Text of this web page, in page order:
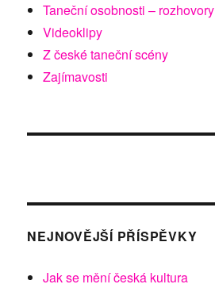
Taneční osobnosti – rozhovory
Videoklipy
Z české taneční scény
Zajímavosti
NEJNOVĚJŠÍ PŘÍSPĚVKY
Jak se mění česká kultura